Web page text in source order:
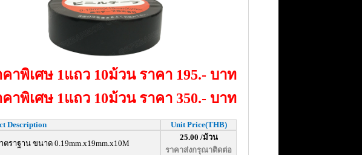
คาพิเศษ 1แถว 10ม้วน ราคา 195.- บาท
คาพิเศษ 1แถว 10ม้วน ราคา 350.- บาท
Description Unit Price(THB)
ราฐาน ขนาด 0.19mm.x19mm.x10M
25.00 /ม้วน
ราคาส่งกรุณาติดต่อ